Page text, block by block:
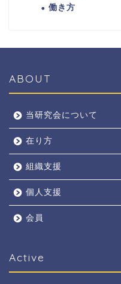
働き方
ABOUT
当研究会について
在り方
組織支援
個人支援
会員
Active